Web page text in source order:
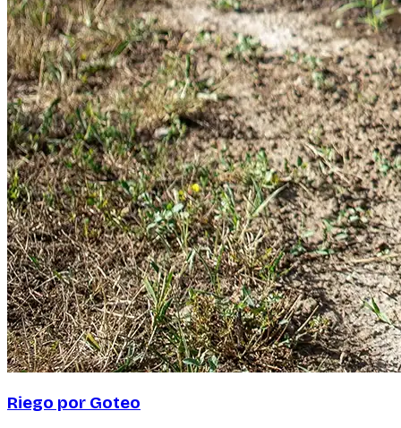
Riego por Goteo